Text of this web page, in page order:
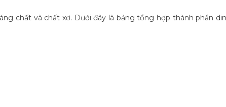
chất và chất xơ. Dưới đây là bảng tổng hợp thành phần